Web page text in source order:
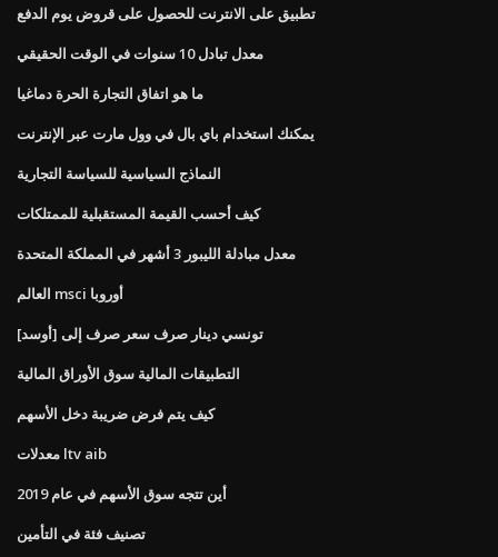
تطبيق على الانترنت للحصول على قروض يوم الدفع
معدل تبادل 10 سنوات في الوقت الحقيقي
ما هو اتفاق التجارة الحرة دماغيا
يمكنك استخدام باي بال في وول مارت عبر الإنترنت
النماذج السياسية للسياسة التجارية
كيف أحسب القيمة المستقبلية للممتلكات
معدل مبادلة الليبور 3 أشهر في المملكة المتحدة
العالم msci أوروبا
تونسي دينار صرف سعر صرف إلى [أوسد]
التطبيقات المالية سوق الأوراق المالية
كيف يتم فرض ضريبة دخل الأسهم
معدلات ltv aib
أين تتجه سوق الأسهم في عام 2019
تصنيف فئة في التأمين